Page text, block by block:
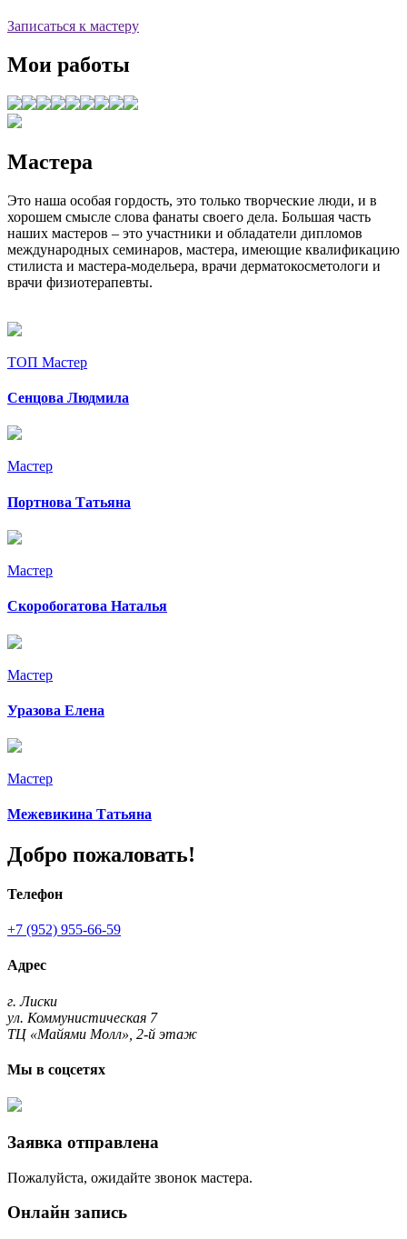
Записаться к мастеру
Мои работы
Мастера
Это наша особая гордость, это только творческие люди, и в
хорошем смысле слова фанаты своего дела. Большая часть
наших мастеров – это участники и обладатели дипломов
международных семинаров, мастера, имеющие квалификацию
стилиста и мастера-модельера, врачи дерматокосметологи и
врачи физиотерапевты.
ТОП Мастер
Сенцова Людмила
Мастер
Портнова Татьяна
Мастер
Скоробогатова Наталья
Мастер
Уразова Елена
Мастер
Межевикина Татьяна
Добро пожаловать!
Телефон
+7 (952) 955-66-59
Адрес
г. Лиски
ул. Коммунистическая 7
ТЦ «Майями Молл», 2-й этаж
Мы в соцсетях
Заявка отправлена
Пожалуйста, ожидайте звонок мастера.
Онлайн запись